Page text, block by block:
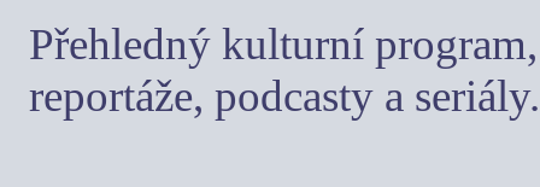
Přehledný kulturní
reportáže, podcasty a seriály.